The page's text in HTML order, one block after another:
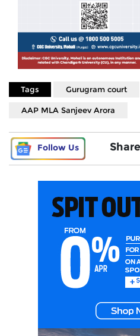
Tags Gurugram court
AAP MLA Sanjeev Arora
Follow Us